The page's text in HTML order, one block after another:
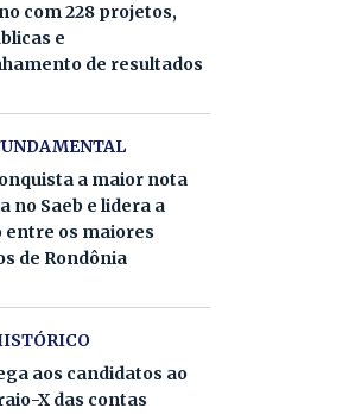
com 228 projetos,
e
de resultados
a maior nota
no Saeb e lidera a
entre os maiores
de Rondônia
aos candidatos ao
X das contas